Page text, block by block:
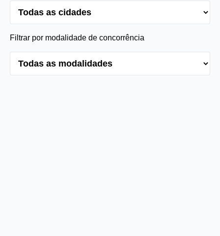
Filtrar por modalidade de concorrência